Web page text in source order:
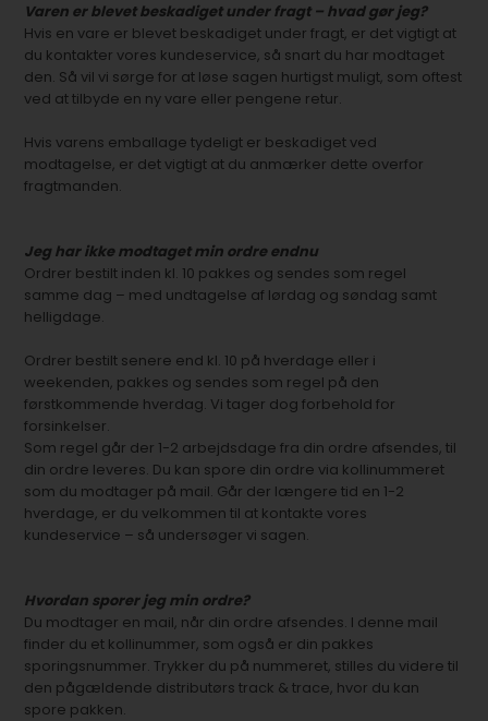
Varen er blevet beskadiget under fragt – hvad gør jeg?
Hvis en vare er blevet beskadiget under fragt, er det vigtigt at
du kontakter vores kundeservice, så snart du har modtaget
den. Så vil vi sørge for at løse sagen hurtigst muligt, som oftest
ved at tilbyde en ny vare eller pengene retur.
Hvis varens emballage tydeligt er beskadiget ved
modtagelse, er det vigtigt at du anmærker dette overfor
fragtmanden.
Jeg har ikke modtaget min ordre endnu
Ordrer bestilt inden kl. 10 pakkes og sendes som regel
samme dag – med undtagelse af lørdag og søndag samt
helligdage.
Ordrer bestilt senere end kl. 10 på hverdage eller i
weekenden, pakkes og sendes som regel på den
førstkommende hverdag. Vi tager dog forbehold for
forsinkelser.
Som regel går der 1-2 arbejdsdage fra din ordre afsendes, til
din ordre leveres. Du kan spore din ordre via kollinummeret
som du modtager på mail. Går der længere tid en 1-2
hverdage, er du velkommen til at kontakte vores
kundeservice – så undersøger vi sagen.
Hvordan sporer jeg min ordre?
Du modtager en mail, når din ordre afsendes. I denne mail
finder du et kollinummer, som også er din pakkes
sporingsnummer. Trykker du på nummeret, stilles du videre til
den pågældende distributørs track & trace, hvor du kan
spore pakken.